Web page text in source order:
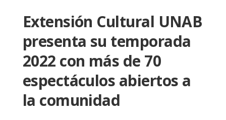
Extensión Cultural UNAB
presenta su temporada
2022 con más de 70
espectáculos abiertos a
la comunidad